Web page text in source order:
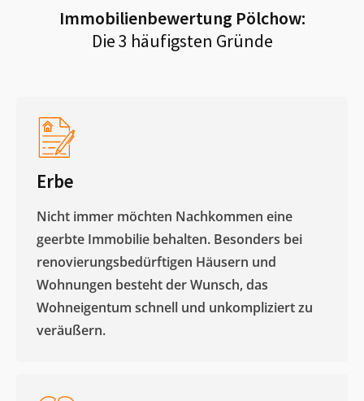
Immobilienbewertung Pölchow:
Die 3 häufigsten Gründe
Erbe
Nicht immer möchten Nachkommen eine
geerbte Immobilie behalten. Besonders bei
renovierungsbedürftigen Häusern und
Wohnungen besteht der Wunsch, das
Wohneigentum schnell und unkompliziert zu
veräußern. ​